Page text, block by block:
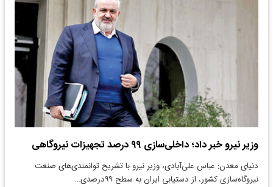
وزیر نیرو خبر داد؛ داخلی‌سازی ۹۹ درصد تجهیزات نیروگاهی
دنیای معدن: عباس علی‌آبادی، وزیر نیرو با تشریح توانمندی‌های صنعت
نیروگاه‌سازی کشور، از دستیابی ایران به سطح ۹۹درصدی…